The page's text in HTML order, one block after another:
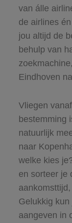
van álle
de airlines
jou altijd de
behulp van
Eindhoven
Vliegen
bestemming
natuurlijk
naar
welke kies
en sorteer je
Gelukkig
aangeven in